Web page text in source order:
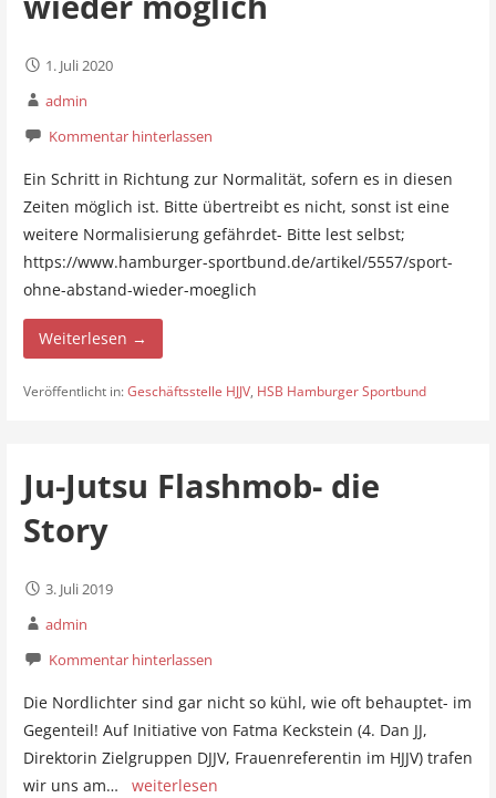
1. Juli 2020
admin
Kommentar hinterlassen
Ein Schritt in Richtung zur Normalität, sofern es in diesen
Zeiten möglich ist. Bitte übertreibt es nicht, sonst ist eine
weitere Normalisierung gefährdet- Bitte lest selbst;
https://www.hamburger-sportbund.de/artikel/5557/sport-
ohne-abstand-wieder-moeglich
Weiterlesen →
Veröffentlicht in:Geschäftsstelle HJJV, HSB Hamburger Sportbund
Ju-Jutsu Flashmob- die
Story
3. Juli 2019
admin
Kommentar hinterlassen
Die Nordlichter sind gar nicht so kühl, wie oft behauptet- im
Gegenteil! Auf Initiative von Fatma Keckstein (4. Dan JJ,
Direktorin Zielgruppen DJJV, Frauenreferentin im HJJV) trafen
wir uns am… weiterlesen